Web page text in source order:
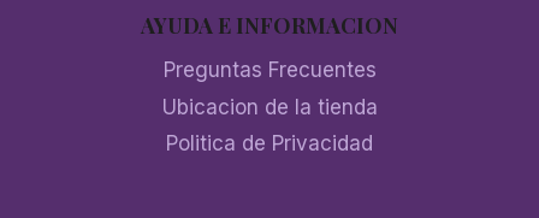
AYUDA E INFORMACION
Preguntas Frecuentes
Ubicacion de la tienda
Politica de Privacidad